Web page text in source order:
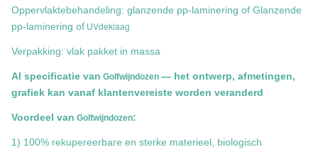
Oppervlaktebehandeling: glanzende pp-laminering of Glanzende
pp-laminering of UVdeklaag
Verpakking: vlak pakket in massa
Al specificatie van Golfwijndozen — het ontwerp, afmetingen,
grafiek kan vanaf klantenvereiste worden veranderd
Voordeel van Golfwijndozen:
1) 100% rekupereerbare en sterke materieel, biologisch